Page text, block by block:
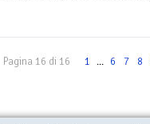
Pagina 16 di 16 1 ... 6 7 8